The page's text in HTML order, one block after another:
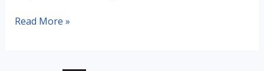
Read More »